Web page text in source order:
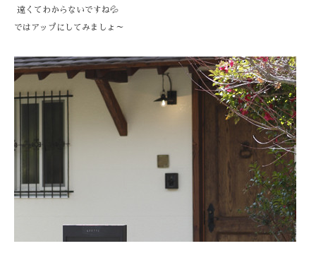
遠くてわからないですね💦
ではアップにしてみましょ～